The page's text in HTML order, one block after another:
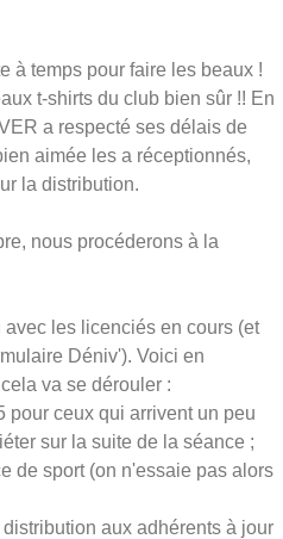
à temps pour faire les beaux !
t-shirts du club bien sûr !! En
a respecté ses délais de
aimée les a réceptionnés,
la distribution.
nous procéderons à la
les licenciés en cours (et
Déniv'). Voici en
va se dérouler :
pour ceux qui arrivent un peu
sur la suite de la séance ;
de sport (on n'essaie pas alors
aux adhérents à jour